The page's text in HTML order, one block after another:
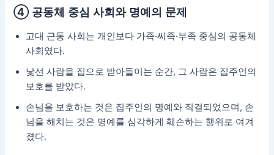
④ 공동체 중심 사회와 명예의 문제
고대 근동 사회는 개인보다 가족·씨족·부족 중심의 공동체
사회였다.
낯선 사람을 집으로 받아들이는 순간, 그 사람은 집주인의
보호를 받았다.
손님을 보호하는 것은 집주인의 명예와 직결되었으며, 손
님을 해치는 것은 명예를 심각하게 훼손하는 행위로 여겨
졌다.